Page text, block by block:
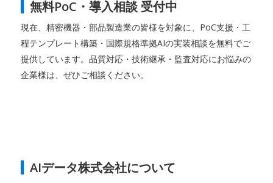
無料PoC・導入相談 受付中
現在、精密機器・部品製造業の皆様を対象に、PoC支援・工
程テンプレート構築・国際規格準拠AIの実装相談を無料でご
提供しています。品質対応・技術継承・監査対応にお悩みの
企業様は、ぜひご相談ください。
AIデータ株式会社について